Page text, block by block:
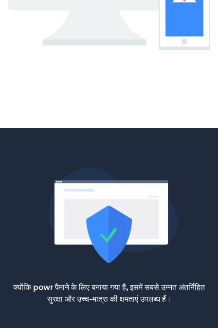
क्योंकि powr पैमाने के लिए बनाया गया है, इसमें सबसे उन्नत अंतर्निहित
सुरक्षा और उच्च-मात्रा की क्षमताएं उपलब्ध हैं।